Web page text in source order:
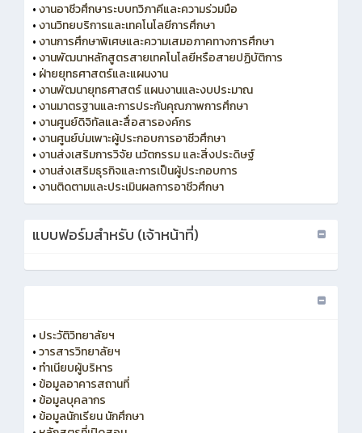
•งานอาชีวศึกษาระบบทวิภาคีและความร่วมมือ
•งานวิทยบริการและเทคโนโลยีการศึกษา
•งานการศึกษาพิเศษและความเสมอภาคทางการศึกษา
•งานพัฒนาหลักสูตรสายเทคโนโลยีหรือสายปฏิบัติการ
• ฝ่ายยุทธศาสตร์และแผนงาน
•งานพัฒนายุทธศาสตร์ แผนงานและงบประมาณ
•งานมาตรฐานและการประกันคุณภาพการศึกษา
•งานศูนย์ดิจิทัลและสื่อสารองค์กร
•งานศูนย์บ่มเพาะผู้ประกอบการอาชีวศึกษา
•งานส่งเสริมการวิจัย นวัตกรรม และสิ่งประดิษฐ์
•งานส่งเสริมธุรกิจและการเป็นผู้ประกอบการ
•งานติดตามและประเมินผลการอาชีวศึกษา
แบบฟอร์มสำหรับ (เจ้าหน้าที่)
• ประวัติวิทยาลัยฯ
•วารสารวิทยาลัยฯ
• ทำเนียบผู้บริหาร
• ข้อมูลอาคารสถานที่
• ข้อมูลบุคลากร
• ข้อมูลนักเรียน นักศึกษา